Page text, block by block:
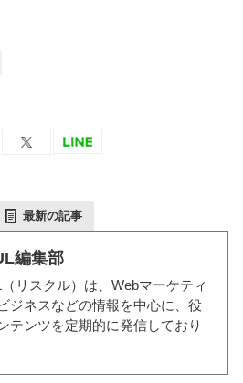
最新の記事
編集部
リスクル） は、Webマーケティ
ジネスなどの情報を中心に、役
テンツを定期的に発信しており